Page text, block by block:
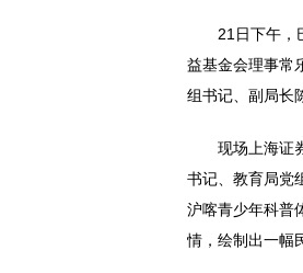
21日下午，
益基金会理事常
组书记、副局长
现场上海证
书记、教育局党
沪喀青少年科普
情，绘制出一幅